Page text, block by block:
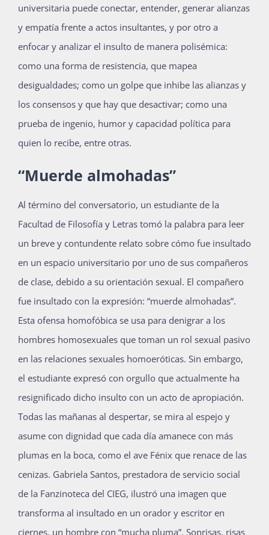
universitaria puede conectar, entender, generar alianzas
y empatía frente a actos insultantes, y por otro a
enfocar y analizar el insulto de manera polisémica:
como una forma de resistencia, que mapea
desigualdades; como un golpe que inhibe las alianzas y
los consensos y que hay que desactivar; como una
prueba de ingenio, humor y capacidad política para
quien lo recibe, entre otras.
“Muerde almohadas”
Al término del conversatorio, un estudiante de la
Facultad de Filosofía y Letras tomó la palabra para leer
un breve y contundente relato sobre cómo fue insultado
en un espacio universitario por uno de sus compañeros
de clase, debido a su orientación sexual. El compañero
fue insultado con la expresión: “muerde almohadas”.
Esta ofensa homofóbica se usa para denigrar a los
hombres homosexuales que toman un rol sexual pasivo
en las relaciones sexuales homoeróticas. Sin embargo,
el estudiante expresó con orgullo que actualmente ha
resignificado dicho insulto con un acto de apropiación.
Todas las mañanas al despertar, se mira al espejo y
asume con dignidad que cada día amanece con más
plumas en la boca, como el ave Fénix que renace de las
cenizas. Gabriela Santos, prestadora de servicio social
de la Fanzinoteca del CIEG, ilustró una imagen que
transforma al insultado en un orador y escritor en
ciernes, un hombre con “mucha pluma”. Sonrisas, risas